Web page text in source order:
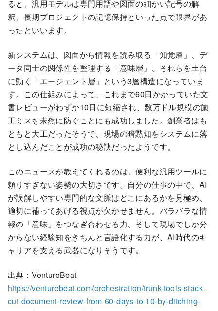
ると、汎用モデルは専門用語や図面の細かい記号の解
釈、長期プロジェクトの記憶保持といった点で限界があ
ったといいます。
新システムは、図面から情報を読み取る「知覚層」、デ
ータ同士の関係性を整理する「意味層」、それらを土台
に動く「エージェント層」という3層構造になっていま
す。この仕組みによって、これまで60日かかっていた文
書レビューがわずか10日に短縮され、数万ドル規模の施
工ミスを未然に防ぐことにも成功しました。創業者はも
ともと大工だったそうで、現場の暗黙知をシステムに落
とし込んだことが成功の秘訣だったようです。
このニュースが教えてくれるのは、便利な汎用ツールに
頼りすぎない姿勢の大切さです。自分の仕事の中で、AI
が誤解しやすい専門的な文脈はどこにあるかを見極め、
適切に補ってあげる視点が欠かせません。バラバラな情
報の「意味」をつなぎ合わせる力、そして現場でしか分
からない経験知をきちんと言語化する力が、AI時代のキ
ャリアを支える武器になりそうです。
出典：VentureBeat
https://venturebeat.com/orchestration/trunk-tools-stack-
cut-document-review-from-60-days-to-10-by-ditching-